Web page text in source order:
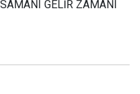
GELİR ZAMANI